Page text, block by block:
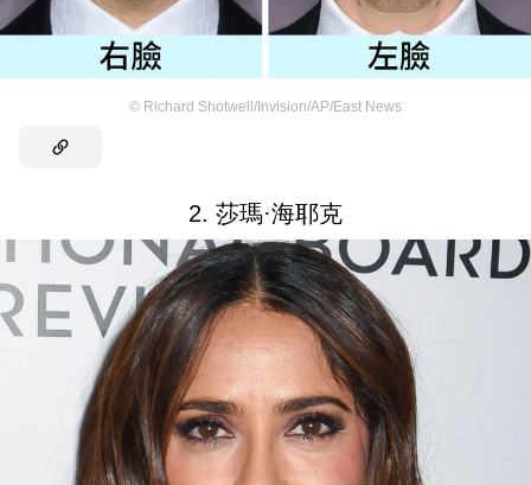
© Richard Shotwell/Invision/AP/East News
2. 莎瑪·海耶克